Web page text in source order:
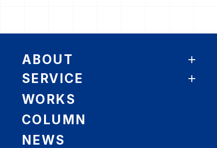
ABOUT
メッセージ
経営理念
事業領域
沿革
SERVICE
総務部署の業務改善サポ―ト
新オフィス移転プロジェクトサポート
WORKS
COLUMN
NEWS